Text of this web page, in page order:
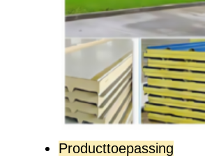
Producttoepassing